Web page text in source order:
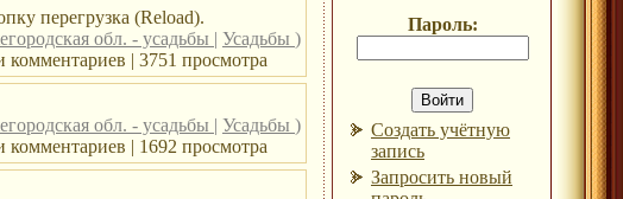
перегрузка (Reload).
обл. - усадьбы | Усадьбы )
| 3751 просмотра
обл. - усадьбы | Усадьбы )
| 1692 просмотра
Пароль:
Создать учётную
запись
Запросить новый